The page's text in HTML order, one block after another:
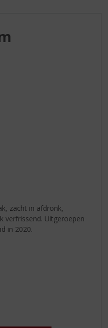
zacht in afdronk,
verfrissend. Uitgeroepen
in 2020.